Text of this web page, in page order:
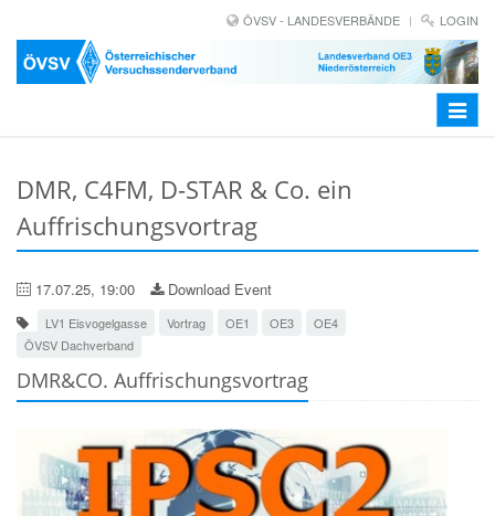
ÖVSV - LANDESVERBÄNDE LOGIN
Toggle
DMR, C4FM, D-STAR & Co. ein
Auffrischungsvortrag
17.07.25, 19:00 Download Event
LV1 Eisvogelgasse Vortrag OE1 OE3
OE4
ÖVSV Dachverband
DMR&CO. Auffrischungsvortrag